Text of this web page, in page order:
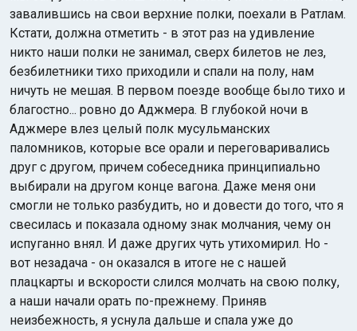
завалившись на свои верхние полки, поехали в Ратлам.
Кстати, должна отметить - в этот раз на удивление
никто наши полки не занимал, сверх билетов не лез,
безбилетники тихо приходили и спали на полу, нам
ничуть не мешая. В первом поезде вообще было тихо и
благостно... ровно до Аджмера. В глубокой ночи в
Аджмере влез целый полк мусульманских
паломников, которые все орали и переговаривались
друг с другом, причем собеседника принципиально
выбирали на другом конце вагона. Даже меня они
смогли не только разбудить, но и довести до того, что я
свесилась и показала одному знак молчания, чему он
испуганно внял. И даже других чуть утихомирил. Но -
вот незадача - он оказался в итоге не с нашей
плацкарты и вскорости слился молчать на свою полку,
а наши начали орать по-прежнему. Приняв
неизбежность, я уснула дальше и спала уже до